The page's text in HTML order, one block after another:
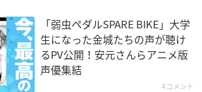
「弱虫ペダルSPARE BIKE」大学
生になった金城たちの声が聴け
るPV公開！安元さんらアニメ版
声優集結
4コメント